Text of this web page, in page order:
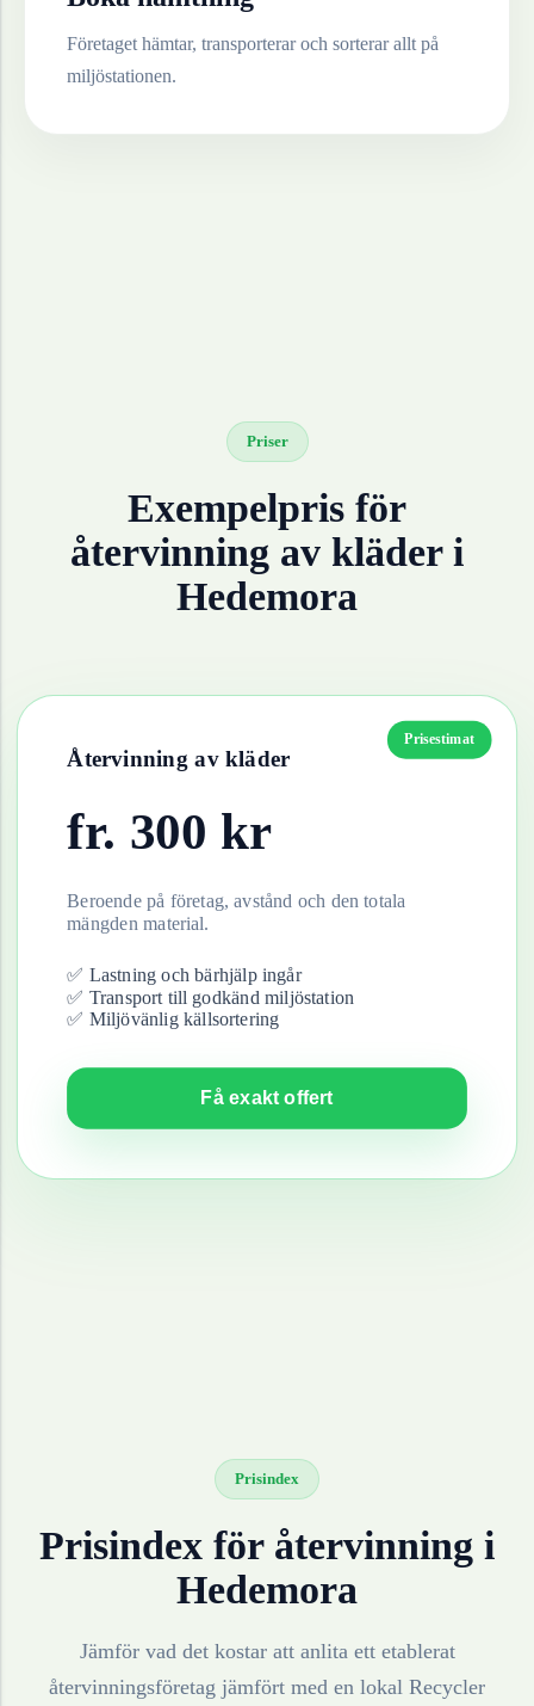
Företaget hämtar, transporterar och sorterar allt på
miljöstationen.
Priser
Exempelpris för
återvinning av kläderi
Hedemora
Prisestimat
Återvinning av kläder
fr. 300 kr
Beroende på företag, avstånd och den totala
mängden material.
✅ Lastning och bärhjälp ingår
✅ Transport till godkänd miljöstation
✅ Miljövänlig källsortering
Få exakt offert
Prisindex
Prisindex för återvinning i
Hedemora
Jämför vad det kostar att anlita ett etablerat
återvinningsföretag jämfört med en lokal Recycler